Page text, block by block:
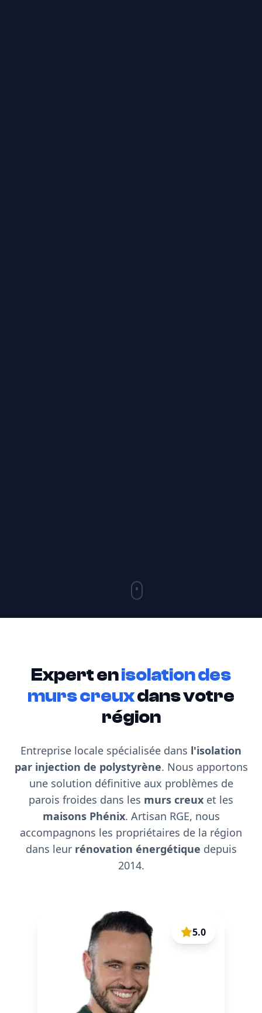
Expert enisolation des
murs creuxdans votre
région
Entreprise locale spécialisée dans l'isolation
par injection de polystyrène. Nous apportons
une solution définitive aux problèmes de
parois froides dans les murs creux et les
maisons Phénix. Artisan RGE, nous
accompagnons les propriétaires de la région
dans leurrénovation énergétique depuis
2014.
5.0